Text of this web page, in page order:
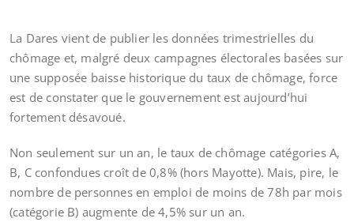
La Dares vient de publier les données trimestrielles du
chômage et, malgré deux campagnes électorales basées sur
une supposée baisse historique du taux de chômage, force
est de constater que le gouvernement est aujourd’hui
fortement désavoué.
Non seulement sur un an, le taux de chômage catégories A,
B, C confondues croît de 0,8% (hors Mayotte). Mais, pire, le
nombre de personnes en emploi de moins de 78h par mois
(catégorie B) augmente de 4,5% sur un an.